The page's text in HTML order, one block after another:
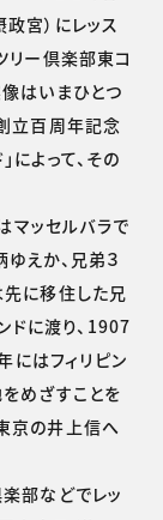
宮）にレッス
リー倶楽部東コ
はいまひとつ
立百周年記念
によって、その
マッセルバラで
えか、兄弟３
先に移住した兄
ドに渡り、1907
にはフィリピン
めざすことを
京の井上信へ
部などでレッ